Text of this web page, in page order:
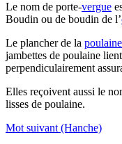
Le nom de porte-vergue
Boudin ou de boudin de l’
Le plancher de la poulaine
jambettes de poulaine
perpendiculairement
Elles reçoivent aussi le
lisses de poulaine.
Mot suivant (Hanche)